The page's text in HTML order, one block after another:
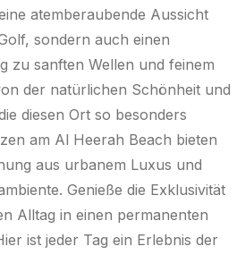
atemberaubende Aussicht
sondern auch einen
zu sanften Wellen und feinem
der natürlichen Schönheit und
diesen Ort so besonders
am Al Heerah Beach bieten
aus urbanem Luxus und
Genieße die Exklusivität
Alltag in einen permanenten
ist jeder Tag ein Erlebnis der